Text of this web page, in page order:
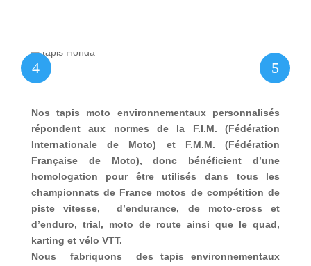
4 5
Nos tapis moto environnementaux personnalisés
répondent aux normes de la F.I.M. (Fédération
Internationale de Moto) et F.M.M. (Fédération
Française de Moto), donc bénéficient d’une
homologation pour être utilisés dans tous les
championnats de France motos de compétition de
piste vitesse, d’endurance, de moto-cross et
d’enduro, trial, moto de route ainsi que le quad,
karting et vélo VTT.
Nous fabriquons des tapis environnementaux